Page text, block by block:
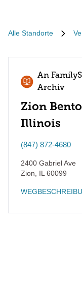
Alle Standorte
An
Archiv
Zion
Illinois
(847) 872-4680
2400 Gabriel Ave
Zion
IL 60099